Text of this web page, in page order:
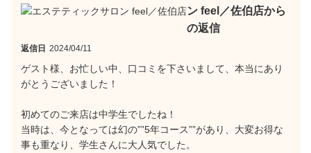
ン feel／佐伯店から
の返信
返信日 2024/04/11
ゲスト様、お忙しい中、口コミを下さいまして、本当にあり
がとうございました！
初めてのご来店は中学生でしたね！
当時は、今となっては幻の””5年コース””があり、大変お得な
事も重なり、学生さんに大人気でした。